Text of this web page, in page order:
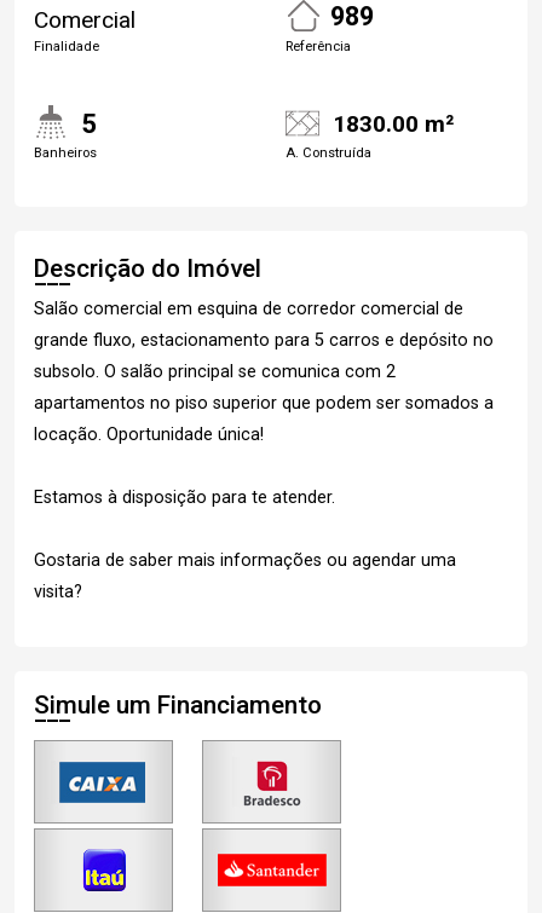
Comercial
Finalidade
989
Referência
5
Banheiros
1830.00 m²
A. Construída
Descrição do Imóvel
Salão comercial em esquina de corredor comercial de
grande fluxo, estacionamento para 5 carros e depósito no
subsolo. O salão principal se comunica com 2
apartamentos no piso superior que podem ser somados a
locação. Oportunidade única!
Estamos à disposição para te atender.
Gostaria de saber mais informações ou agendar uma
visita?
Simule um Financiamento